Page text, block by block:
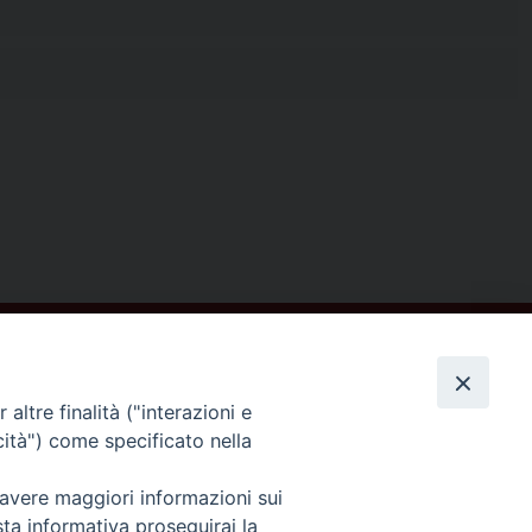
Seguici su
altre finalità ("interazioni e
come specificato nella
maggiori informazioni sui
informativa proseguirai la